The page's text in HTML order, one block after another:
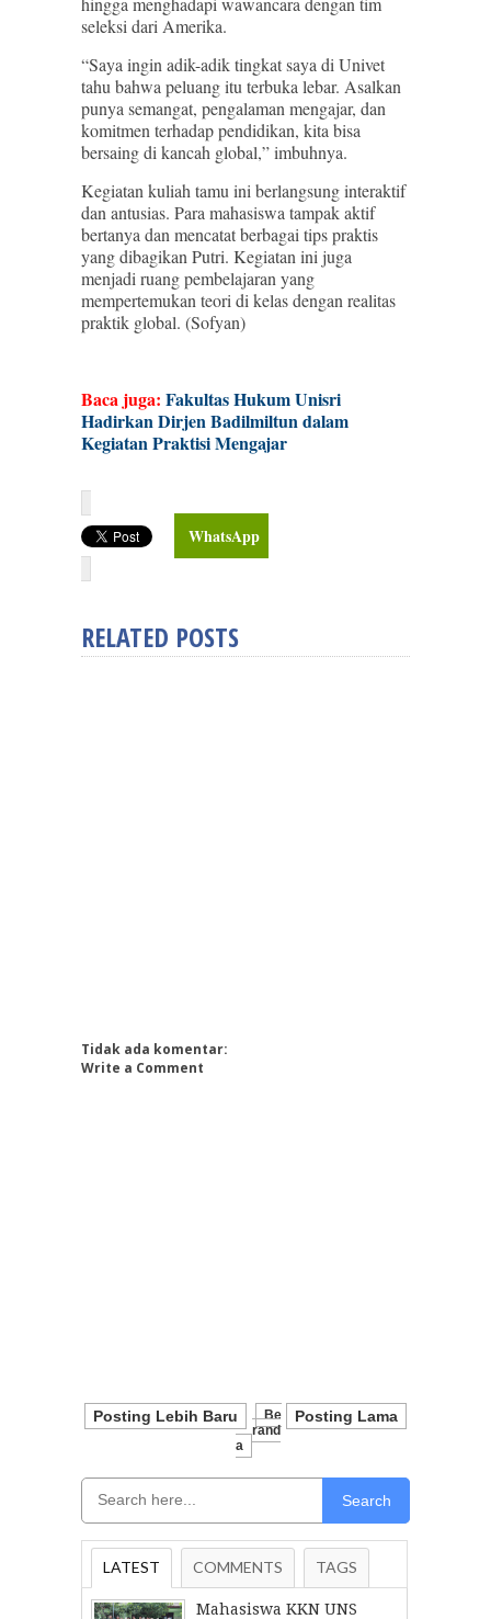
seleksi dari Amerika.
“Saya ingin adik-adik tingkat saya di Univet
tahu bahwa peluang itu terbuka lebar. Asalkan
punya semangat, pengalaman mengajar, dan
komitmen terhadap pendidikan, kita bisa
bersaing di kancah global,” imbuhnya.
Kegiatan kuliah tamu ini berlangsung interaktif
dan antusias. Para mahasiswa tampak aktif
bertanya dan mencatat berbagai tips praktis
yang dibagikan Putri. Kegiatan ini juga
menjadi ruang pembelajaran yang
mempertemukan teori di kelas dengan realitas
praktik global. (Sofyan)
Baca juga: Fakultas Hukum Unisri
Hadirkan Dirjen Badilmiltun dalam
Kegiatan Praktisi Mengajar
WhatsApp
RELATED POSTS
Tidak ada komentar:
Write a Comment
Posting Lebih Baru Posting Lama
Be
Rand
A
Search
LATEST COMMENTS TAGS
Mahasiswa KKN UNS